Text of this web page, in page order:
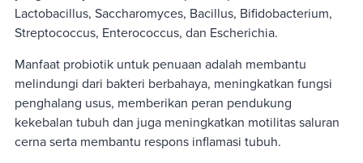
Lactobacillus, Saccharomyces, Bacillus, Bifidobacterium,
Streptococcus, Enterococcus, dan Escherichia.
Manfaat probiotik untuk penuaan adalah membantu
melindungi dari bakteri berbahaya, meningkatkan fungsi
penghalang usus, memberikan peran pendukung
kekebalan tubuh dan juga meningkatkan motilitas saluran
cerna serta membantu respons inflamasi tubuh.